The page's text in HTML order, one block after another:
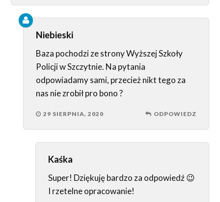
Niebieski
Baza pochodzi ze strony Wyższej Szkoły
Policji w Szczytnie. Na pytania
odpowiadamy sami, przecież nikt tego za
nas nie zrobił pro bono ?
29 SIERPNIA, 2020 ODPOWIEDZ
Kaśka
Super! Dziękuję bardzo za odpowiedź 😉
I rzetelne opracowanie!